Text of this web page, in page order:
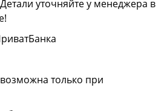
уточняйте у менеджера в
только при